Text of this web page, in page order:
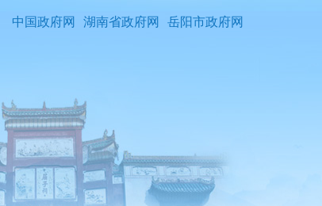
中国政府网 湖南省政府网 岳阳市政府网